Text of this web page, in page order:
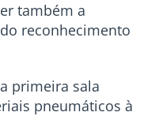
também a
reconhecimento
primeira sala
pneumáticos à